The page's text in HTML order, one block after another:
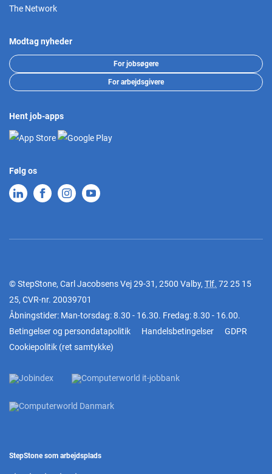
The Network
Modtag nyheder
For jobsøgere
For arbejdsgivere
Hent job-apps
Følg os
© StepStone, Carl Jacobsens Vej 29-31, 2500 Valby, Tlf. 72 25 15
25, CVR-nr. 20039701
Åbningstider: Man-torsdag: 8.30 - 16.30. Fredag: 8.30 - 16.00.
Betingelser og persondatapolitik
Handelsbetingelser
GDPR
Cookiepolitik (ret samtykke)
StepStone som arbejdsplads